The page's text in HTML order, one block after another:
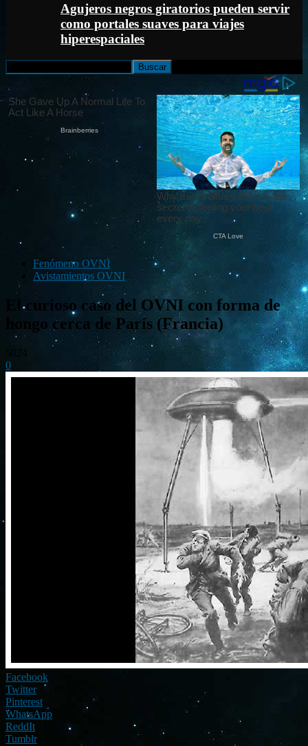
Agujeros negros giratorios pueden servir
como portales suaves para viajes
hiperespaciales
Fenómeno OVNI
Avistamientos OVNI
El curioso caso del OVNI con forma de
hongo cerca de París (Francia)
0
Facebook
Twitter
Pinterest
WhatsApp
ReddIt
Tumblr